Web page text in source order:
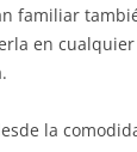
familiar
en
la